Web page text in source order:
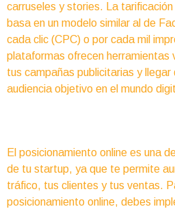
carruseles y stories. La
basa en un modelo similar al de
cada clic (CPC) o por cada mil
plataformas ofrecen herramientas
tus campañas publicitarias y
audiencia objetivo en el mundo
El posicionamiento online es una
de tu startup, ya que te permite
tráfico, tus clientes y tus ventas.
posicionamiento online, debes